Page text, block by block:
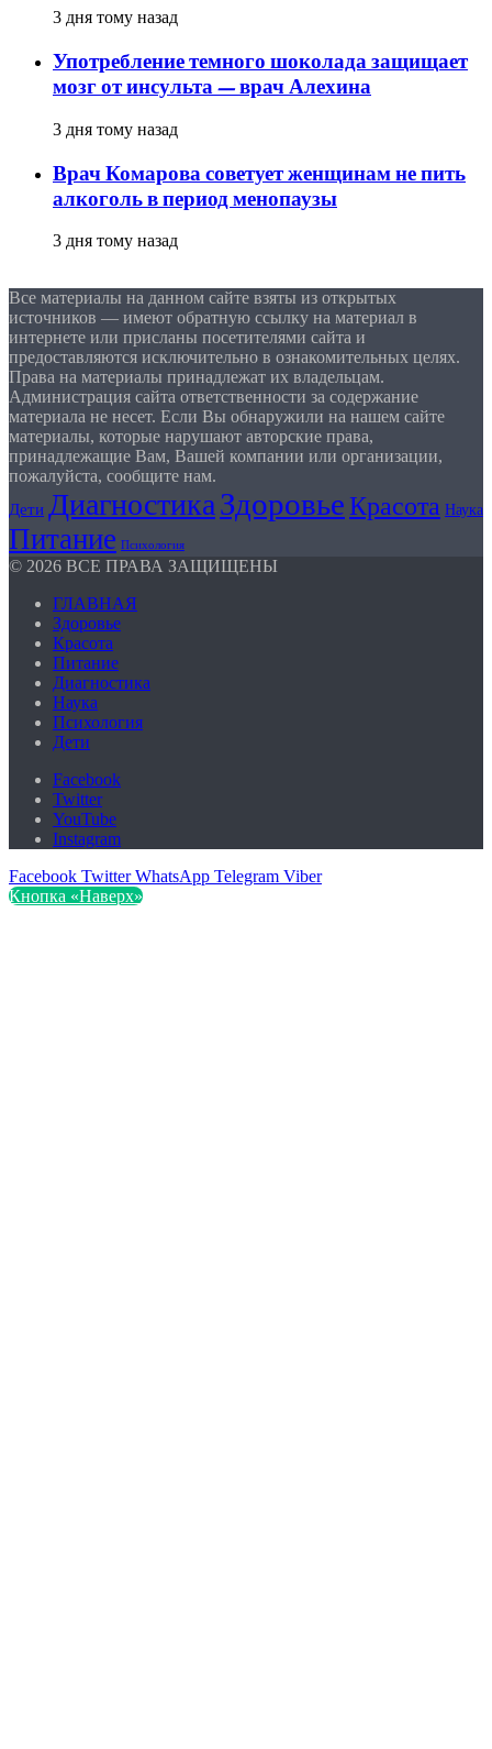
3 дня тому назад
Употребление темного шоколада защищает
мозг от инсульта — врач Алехина
3 дня тому назад
Врач Комарова советует женщинам не пить
алкоголь в период менопаузы
3 дня тому назад
Все материалы на данном сайте взяты из открытых
источников — имеют обратную ссылку на материал в
интернете или присланы посетителями сайта и
предоставляются исключительно в ознакомительных целях.
Права на материалы принадлежат их владельцам.
Администрация сайта ответственности за содержание
материала не несет. Если Вы обнаружили на нашем сайте
материалы, которые нарушают авторские права,
принадлежащие Вам, Вашей компании или организации,
пожалуйста, сообщите нам.
Дети ДиагностикаЗдоровьеКрасота Наука
Питание Психология
© 2026 ВСЕ ПРАВА ЗАЩИЩЕНЫ
ГЛАВНАЯ
Здоровье
Красота
Питание
Диагностика
Наука
Психология
Дети
Facebook
Twitter
YouTube
Instagram
Facebook Twitter WhatsApp Telegram Viber
Кнопка «Наверх»